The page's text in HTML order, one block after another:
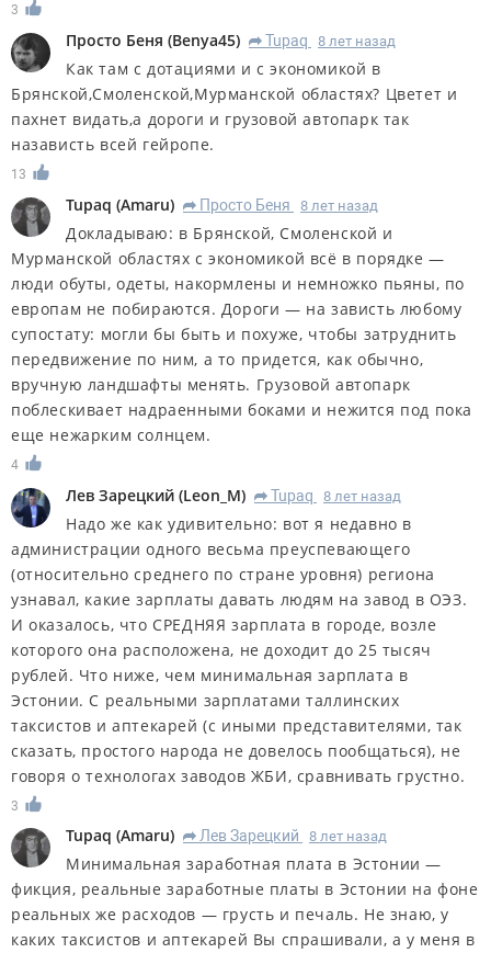
3
Просто Беня (Benya45) R Tupaq 8 лет назад
Как там с дотациями и с экономикой в
Брянской,Смоленской,Мурманской областях? Цветет и
пахнет видать,а дороги и грузовой автопарк так
назависть всей гейропе.
13
Tupaq (Amaru) R Просто Беня 8 лет назад
Докладываю: в Брянской, Смоленской и
Мурманской областях с экономикой всё в порядке —
люди обуты, одеты, накормлены и немножко пьяны, по
европам не побираются. Дороги — на зависть любому
супостату: могли бы быть и похуже, чтобы затруднить
передвижение по ним, а то придется, как обычно,
вручную ландшафты менять. Грузовой автопарк
поблескивает надраенными боками и нежится под пока
еще нежарким солнцем.
4
Лев Зарецкий (Leon_M) R Tupaq 8 лет назад
Надо же как удивительно: вот я недавно в
администрации одного весьма преуспевающего
(относительно среднего по стране уровня) региона
узнавал, какие зарплаты давать людям на завод в ОЭЗ.
И оказалось, что СРЕДНЯЯ зарплата в городе, возле
которого она расположена, не доходит до 25 тысяч
рублей. Что ниже, чем минимальная зарплата в
Эстонии. С реальными зарплатами таллинских
таксистов и аптекарей (с иными представителями, так
сказать, простого народа не довелось пообщаться), не
говоря о технологах заводов ЖБИ, сравнивать грустно.
3
Tupaq (Amaru) R Лев Зарецкий 8 лет назад
Минимальная заработная плата в Эстонии —
фикция, реальные заработные платы в Эстонии на фоне
реальных же расходов — грусть и печаль. Не знаю, у
каких таксистов и аптекарей Вы спрашивали, а у меня в